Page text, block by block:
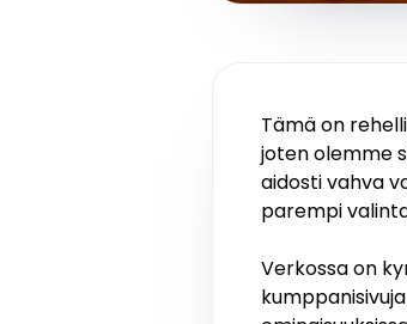
Tämä on
joten olemme
aidosti vahva
parempi
Verkossa on